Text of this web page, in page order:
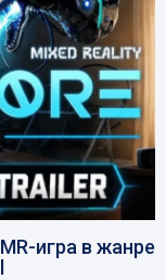
игра в жанре